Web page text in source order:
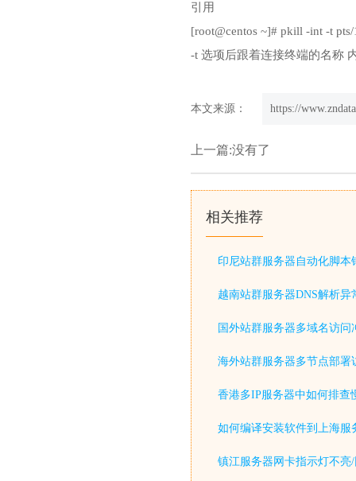
引用
[root@centos ~]# pkill -int -t pts/
-t 选项后跟着连接终端的名称
本文来源： https://
上一篇:没有了
相关推荐
印尼站群服务器自动化脚本
越南站群服务器DNS解析异
国外站群服务器多域名访问
海外站群服务器多节点部署
香港多IP服务器中如何排查
如何编译安装软件到上海服
镇江服务器网卡指示灯不亮